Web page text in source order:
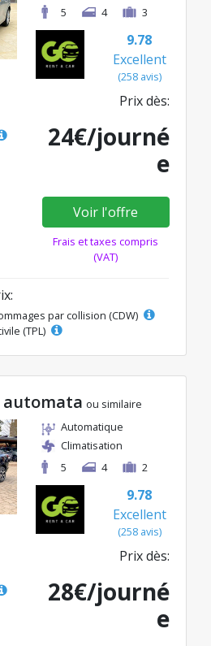
5
4 3
9.78
Excellent
(258 avis)
Prix dès:
24€/journé
e
Voir l'offre
Frais et taxes compris
(VAT)
par collision (CDW)
(TPL)
automata ou similaire
Automatique
Climatisation
5
4 2
9.78
Excellent
(258 avis)
Prix dès:
28€/journé
e